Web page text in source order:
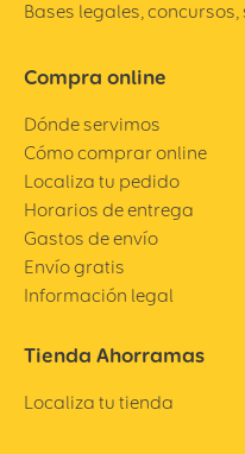
Bases legales,
Compra online
Dónde servimos
Cómo comprar online
Localiza tu pedido
Horarios de entrega
Gastos de envío
Envío gratis
Información legal
Tienda Ahorramas
Localiza tu tienda